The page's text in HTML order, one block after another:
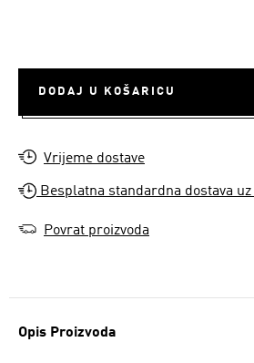
Opis Proizvoda
DODAJ U KOŠARICU
Vrijeme dostave
Besplatna standardna dostava
Povrat proizvoda